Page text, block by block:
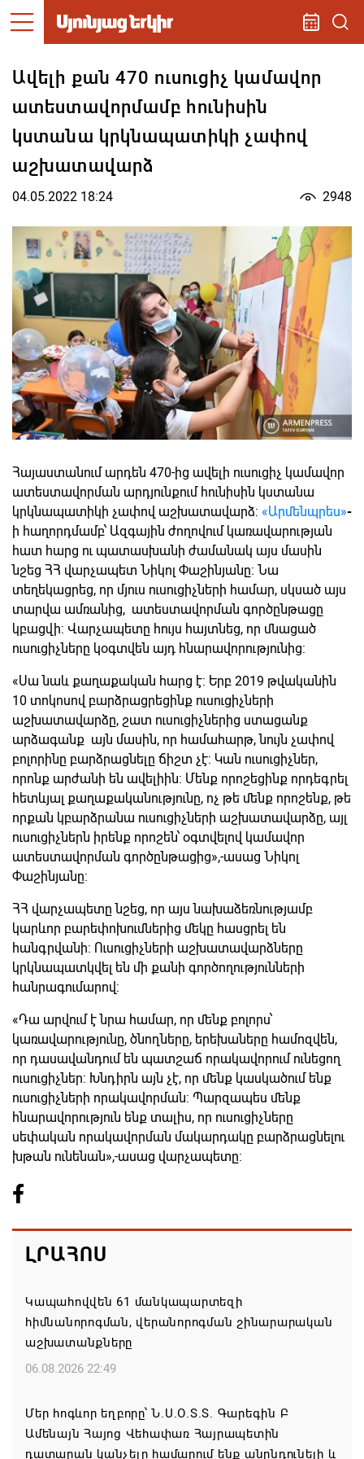
Ավելի քան 470 ուսուցիչ կամավոր
ատեստավորմամբ հունիսին
կստանա կրկնապատիկի չափով
աշխատավարձ
04.05.2022 18:24 2948
Հայաստանում արդեն 470-ից ավելի ուսուցիչ կամավոր
ատեստավորման արդյունքում հունիսին կստանա
կրկնապատիկի չափով աշխատավարձ: «Արմենպրես»-
ի հաղորդմամբ՝ Ազգային ժողովում կառավարության
հատ հարց ու պատասխանի ժամանակ այս մասին
նշեց ՀՀ վարչապետ Նիկոլ Փաշինյանը: Նա
տեղեկացրեց, որ մյուս ուսուցիչների համար, սկսած այս
տարվա ամռանից, ատեստավորման գործընթացը
կբացվի: Վարչապետը հույս հայտնեց, որ մնացած
ուսուցիչները կօգտվեն այդ հնարավորությունից:
«Սա նաև քաղաքական հարց է: Երբ 2019 թվականին
10 տոկոսով բարձրացրեցինք ուսուցիչների
աշխատավարձը, շատ ուսուցիչներից ստացանք
արձագանք այն մասին, որ համահարթ, նույն չափով
բոլորինը բարձրացնելը ճիշտ չէ: Կան ուսուցիչներ,
որոնք արժանի են ավելիին: Մենք որոշեցինք որդեգրել
հետևյալ քաղաքականությունը, ոչ թե մենք որոշենք, թե
որքան կբարձրանա ուսուցիչների աշխատավարձը, այլ
ուսուցիչներն իրենք որոշեն՝ օգտվելով կամավոր
ատեստավորման գործընթացից»,-ասաց Նիկոլ
Փաշինյանը:
ՀՀ վարչապետը նշեց, որ այս նախաձեռնությամբ
կարևոր բարեփոխումներից մեկը հասցրել են
հանգրվանի: Ուսուցիչների աշխատավարձները
կրկնապատկվել են մի քանի գործողությունների
հանրագումարով:
«Դա արվում է նրա համար, որ մենք բոլորս՝
կառավարությունը, ծնողները, երեխաները համոզվեն,
որ դասավանդում են պատշաճ որակավորում ունեցող
ուսուցիչներ: Խնդիրն այն չէ, որ մենք կասկածում ենք
ուսուցիչների որակավորման: Պարզապես մենք
հնարավորություն ենք տալիս, որ ուսուցիչները
սեփական որակավորման մակարդակը բարձրացնելու
խթան ունենան»,-ասաց վարչապետը:
ԼՐԱՀՈՍ
Կապահովվեն 61 մանկապարտեզի
հիմնանորոգման, վերանորոգման շինարարական
աշխատանքները
06.08.2026 22:49
Մեր հոգևոր եղբորը՝ Ն.Ս.Օ.Տ.Տ. Գարեգին Բ
Ամենայն Հայոց Վեհափառ Հայրապետին
դատարան կանչելը համարում ենք անընդունելի և